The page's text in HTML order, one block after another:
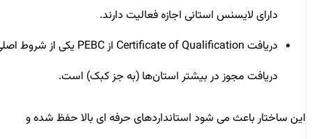
دارای لایسنس استانی اجازه فعالیت دارند.
دریافت Certificate of Qualification از PEBC یکی از شروط اصلی
دریافت مجوز در بیشتر استان‌ها (به‌ جز کبک) است.
این ساختار باعث می ‌شود استانداردهای حرفه ‌ای بالا حفظ شده و